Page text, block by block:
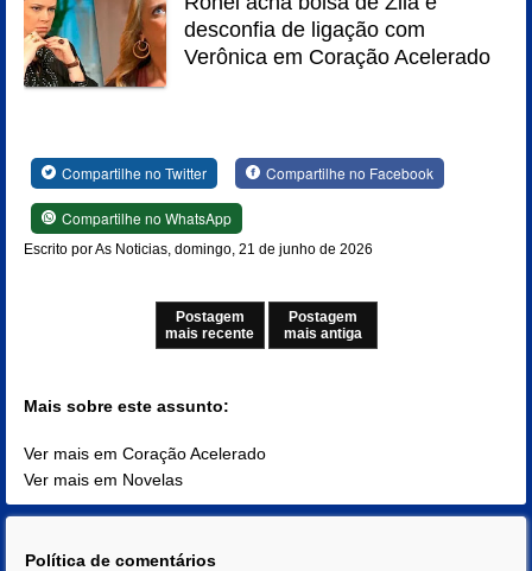
desconfia de ligação com
Verônica em Coração Acelerado
Compartilhe no Twitter Compartilhe no Facebook
Compartilhe no WhatsApp
Escrito por As Noticias, domingo, 21 de junho de 2026
Postagem
mais recente
Postagem
mais antiga
Mais sobre este assunto:
Ver mais em Coração Acelerado
Ver mais em Novelas
Política de comentários